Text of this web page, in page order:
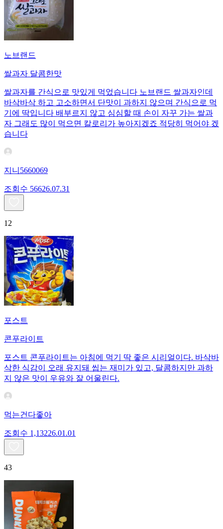
노브랜드
쌀과자 달콤한맛
쌀과자를 간식으로 맛있게 먹었습니다 노브랜드 쌀과자인데
바삭바삭 하고 고소하면서 단맛이 과하지 않으며 간식으로 먹
기에 딱입니다 배부르지 않고 심심할 때 손이 자꾸 가는 쌀과
자 그래도 많이 먹으면 칼로리가 높아지겠죠 적당히 먹어야 겠
습니다
지니5660069
조회수 56626.07.31
12
포스트
콘푸라이트
포스트 콘푸라이트는 아침에 먹기 딱 좋은 시리얼이다. 바삭바
삭한 식감이 오래 유지돼 씹는 재미가 있고, 달콤하지만 과하
지 않은 맛이 우유와 잘 어울린다.
먹는건다좋아
조회수 1,13226.01.01
43